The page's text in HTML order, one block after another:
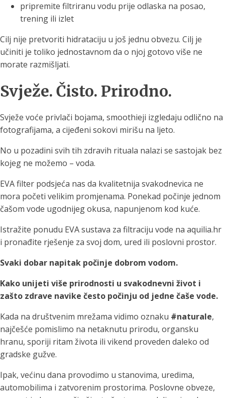
pripremite filtriranu vodu prije odlaska na posao,
trening ili izlet
Cilj nije pretvoriti hidrataciju u još jednu obvezu. Cilj je
učiniti je toliko jednostavnom da o njoj gotovo više ne
morate razmišljati.
Svježe. Čisto. Prirodno.
Svježe voće privlači bojama, smoothieji izgledaju odlično na
fotografijama, a cijeđeni sokovi mirišu na ljeto.
No u pozadini svih tih zdravih rituala nalazi se sastojak bez
kojeg ne možemo – voda.
EVA filter podsjeća nas da kvalitetnija svakodnevica ne
mora početi velikim promjenama. Ponekad počinje jednom
čašom vode ugodnijeg okusa, napunjenom kod kuće.
Istražite ponudu EVA sustava za filtraciju vode na aquilia.hr
i pronađite rješenje za svoj dom, ured ili poslovni prostor.
Svaki dobar napitak počinje dobrom vodom.
Kako unijeti više prirodnosti u svakodnevni život i
zašto zdrave navike često počinju od jedne čaše vode.
Kada na društvenim mrežama vidimo oznaku #naturale,
najčešće pomislimo na netaknutu prirodu, organsku
hranu, sporiji ritam života ili vikend proveden daleko od
gradske gužve.
Ipak, većinu dana provodimo u stanovima, uredima,
automobilima i zatvorenim prostorima. Poslovne obveze,